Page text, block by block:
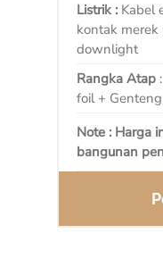
Listrik : Kabel
kontak merek
downlight
Rangka Atap
foil +
Note : Harga
bangunan